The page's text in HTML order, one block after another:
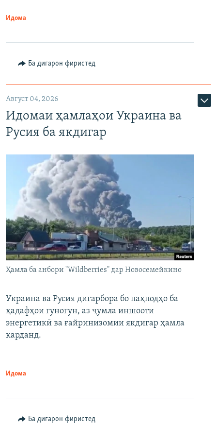
Идома
Ба дигарон фиристед
Август 04, 2026
Идомаи ҳамлаҳои Украина ва
Русия ба якдигар
Ҳамла ба анбори "Wildberries" дар Новосемейкино
Украина ва Русия дигарбора бо паҳподҳо ба
ҳадафҳои гуногун, аз ҷумла иншооти
энергетикӣ ва ғайринизомии якдигар ҳамла
карданд.
Идома
Ба дигарон фиристед